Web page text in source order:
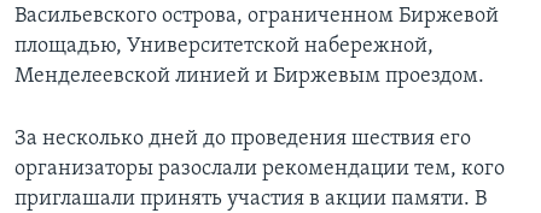
Васильевского острова, ограниченном Биржевой
площадью, Университетской набережной,
Менделеевской линией и Биржевым проездом.
За несколько дней до проведения шествия его
организаторы разослали рекомендации тем, кого
приглашали принять участия в акции памяти. В